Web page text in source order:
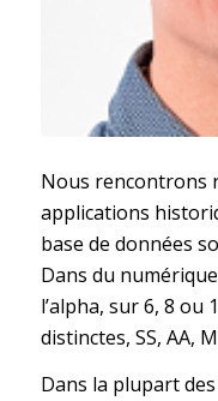
Nous rencontrons
applications
base de données
Dans du
l’alpha, sur 6, 8 ou
distinctes, SS, AA,
Dans la plupart